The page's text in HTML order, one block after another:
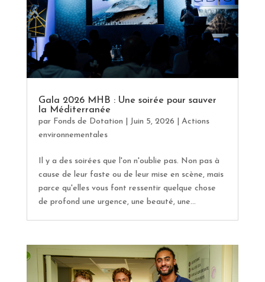
Gala 2026 MHB : Une soirée pour sauver
la Méditerranée
par Fonds de Dotation Juin 5, 2026
Actions
environnementales
Il y a des soirées que l'on n'oublie pas. Non pas à
cause de leur faste ou de leur mise en scène, mais
parce qu'elles vous font ressentir quelque chose
de profond une urgence, une beauté, une...